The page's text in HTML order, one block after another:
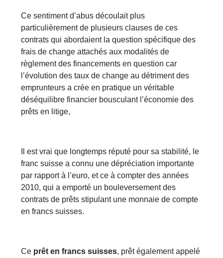
Ce sentiment d’abus découlait plus
particulièrement de plusieurs clauses de ces
contrats qui abordaient la question spécifique des
frais de change attachés aux modalités de
règlement des financements en question car
l’évolution des taux de change au détriment des
emprunteurs a crée en pratique un véritable
déséquilibre financier bousculant l’économie des
prêts en litige,
Il est vrai que longtemps réputé pour sa stabilité, le
franc suisse a connu une dépréciation importante
par rapport à l’euro, et ce à compter des années
2010, qui a emporté un bouleversement des
contrats de prêts stipulant une monnaie de compte
en francs suisses.
Ce prêt en francs suisses, prêt également appelé